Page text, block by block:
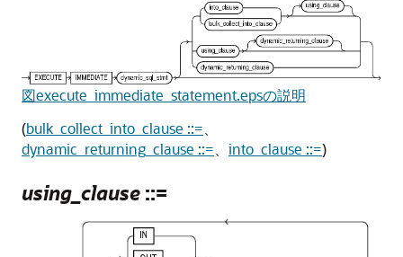
図execute_immediate_statement.epsの説明
(bulk_collect_into_clause ::=
dynamic_returning_clause ::=
into_clause ::=)
using_clause ::=